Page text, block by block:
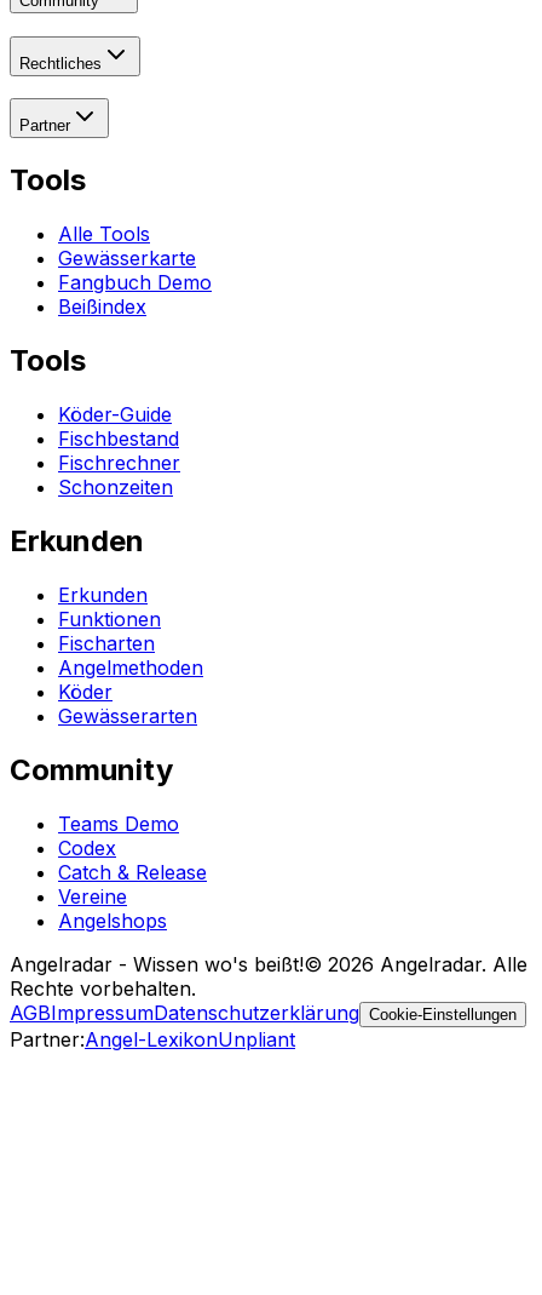
Rechtliches
Partner
Tools
Alle Tools
Gewässerkarte
Fangbuch Demo
Beißindex
Tools
Köder-Guide
Fischbestand
Fischrechner
Schonzeiten
Erkunden
Erkunden
Funktionen
Fischarten
Angelmethoden
Köder
Gewässerarten
Community
Teams Demo
Codex
Catch & Release
Vereine
Angelshops
Angelradar - Wissen wo's beißt!© 2026 Angelradar. Alle
Rechte vorbehalten.
AGBImpressumDatenschutzerklärung Cookie-Einstellungen
Partner:Angel-LexikonUnpliant